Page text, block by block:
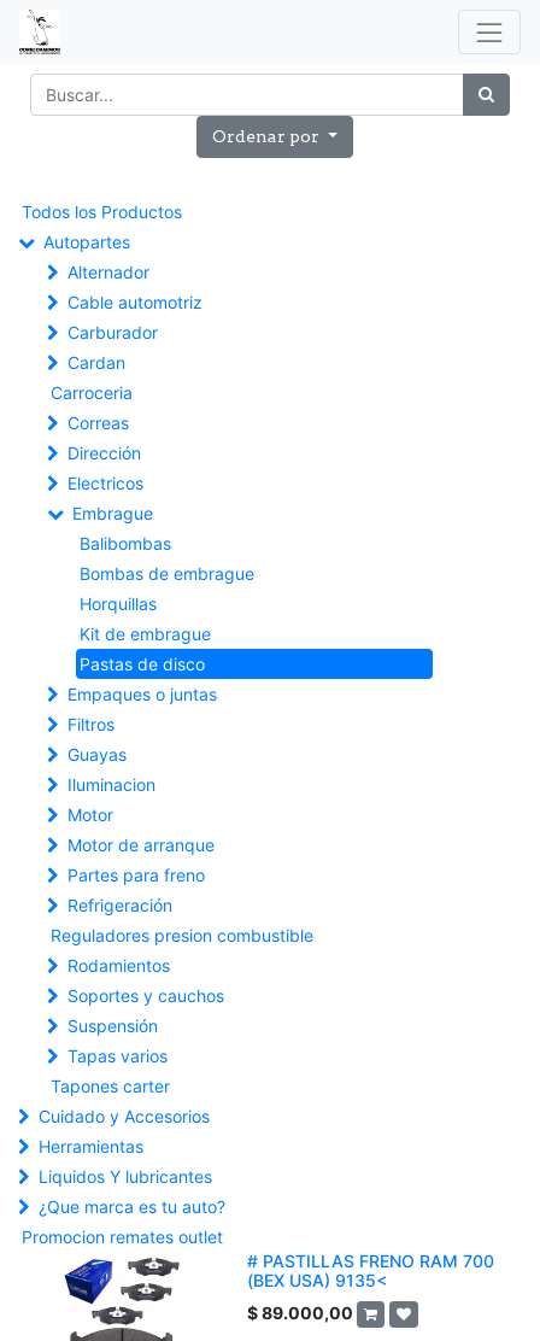
Ordenar por
Todos los Productos
Autopartes
Alternador
Cable automotriz
Carburador
Cardan
Carroceria
Correas
Dirección
Electricos
Embrague
Balibombas
Bombas de embrague
Horquillas
Kit de embrague
Pastas de disco
Empaques o juntas
Filtros
Guayas
Iluminacion
Motor
Motor de arranque
Partes para freno
Refrigeración
Reguladores presion combustible
Rodamientos
Soportes y cauchos
Suspensión
Tapas varios
Tapones carter
Cuidado y Accesorios
Herramientas
Liquidos Y lubricantes
¿Que marca es tu auto?
Promocion remates outlet
# PASTILLAS FRENO RAM 700
(BEX USA) 9135<
$89.000,00